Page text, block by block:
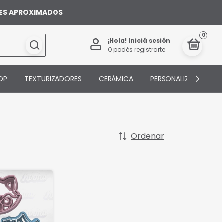
APROXIMADOS
¡Hola! Iniciá sesión
O podés registrarte
0
TEXTURIZADORES CERÁMICA PERSONALIZADOS
Ordenar